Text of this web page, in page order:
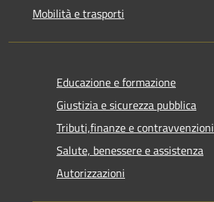
Mobilità e trasporti
Educazione e formazione
Giustizia e sicurezza pubblica
Tributi,finanze e contravvenzioni
Salute, benessere e assistenza
Autorizzazioni